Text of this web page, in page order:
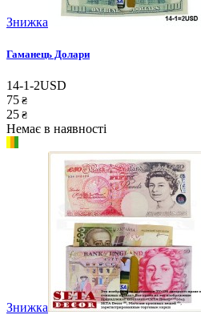
Знижка
Гаманець Долари
14-1-2USD
75 ₴
25 ₴
Немає в наявності
Знижка